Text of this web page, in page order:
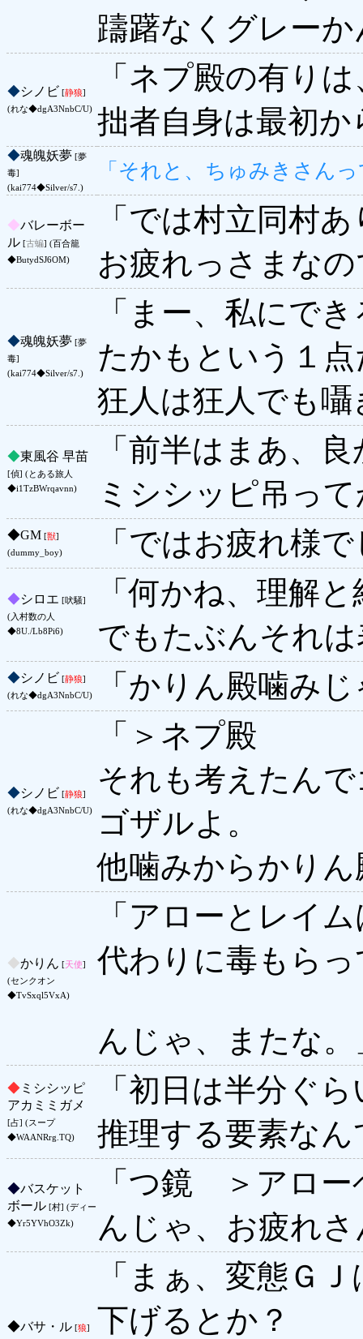
躊躇なくグレー
◆シノビ [静狼]
(れな◆dgA3NnbC/U)
「ネプ殿の有り
拙者自身は最初
◆魂魄妖夢 [夢
毒]
(kai774◆Silver/s7.)
「それと、ちゅみきさん
◆バレーボー
ル [古蝙] (百合籠
◆ButydSJ6OM)
「では村立同村
お疲れっさまな
◆魂魄妖夢 [夢
毒]
(kai774◆Silver/s7.)
「まー、私にで
たかもという１
狂人は狂人でも
◆東風谷 早苗
[偵] (とある旅人
◆i1TzBWrqavnn)
「前半はまあ、
ミシシッピ吊っ
◆GM [獣]
(dummy_boy)
「ではお疲れ様
◆シロエ [吠騒]
(入村数の人
◆8U./Lb8Pi6)
「何かね、理解
でもたぶんそれ
◆シノビ [静狼]
(れな◆dgA3NnbC/U)
「かりん殿噛み
◆シノビ [静狼]
(れな◆dgA3NnbC/U)
「＞ネプ殿
それも考えたん
ゴザルよ。
他噛みからかり
◆かりん [天使]
(センクオン
◆TvSxql5VxA)
「アローとレイ
代わりに毒もら
んじゃ、またな。
◆ ミシシッピ
アカミミガメ
[占] (スープ
◆WAANRrg.TQ)
「初日は半分ぐ
推理する要素な
◆バスケット
ボール [村] (ディー
◆Yr5YVhO3Zk)
「つ鏡 ＞アロー
んじゃ、お疲れ
◆バサ・ル [狼]
「まぁ、変態Ｇ
下げるとか？